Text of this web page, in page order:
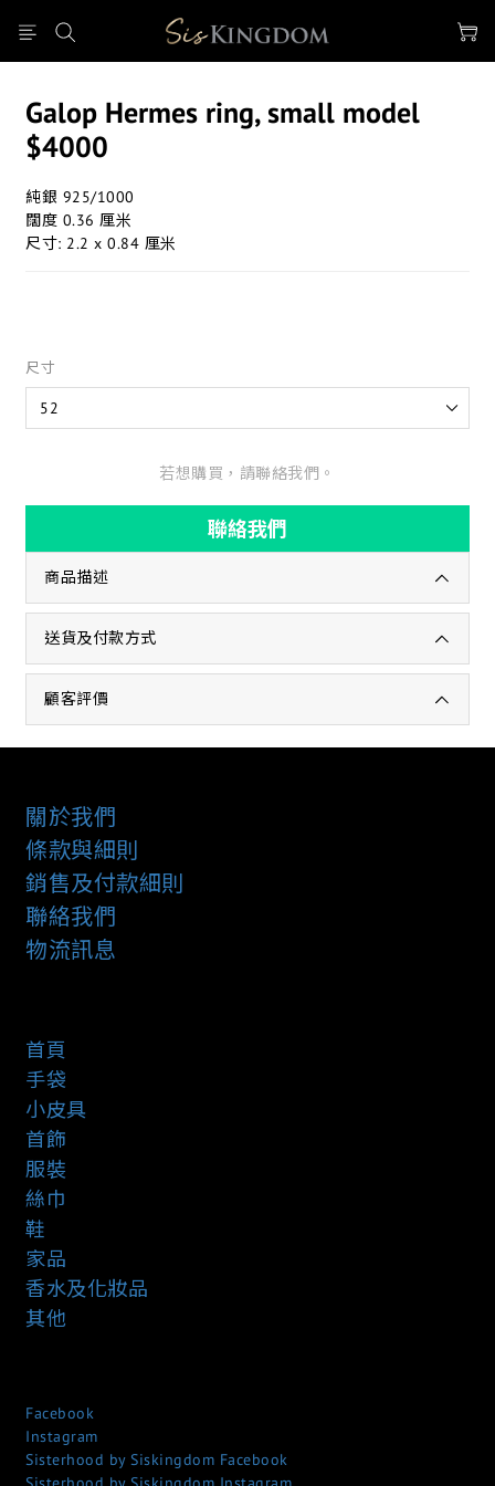
Galop Hermes ring, small model
$4000
純銀 925/1000
闊度 0.36 厘米
尺寸: 2.2 x 0.84 厘米
尺寸
若想購買，請聯絡我們。
聯絡我們
商品描述
送貨及付款方式
顧客評價
關於我們
條款與細則
銷售及付款細則
聯絡我們
物流訊息
首頁
手袋
小皮具
首飾
服裝
絲巾
鞋
家品
香水及化妝品
其他
Facebook
Instagram
Sisterhood by Siskingdom Facebook